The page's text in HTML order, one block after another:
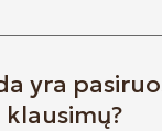
yra